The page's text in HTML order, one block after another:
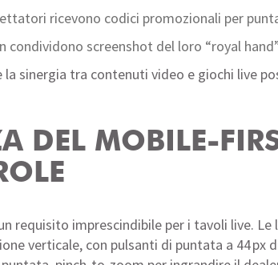
ricevono codici promozionali per
screenshot del loro “royal
sinergia tra contenuti video e giochi live
DEL
requisito imprescindibile per i tavoli live.
verticale, con pulsanti di puntata a 44